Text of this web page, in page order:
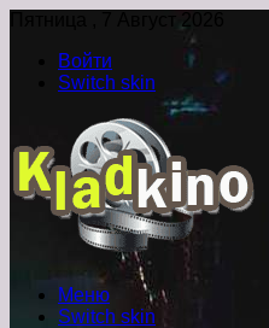
Пятница , 7 Август 2026
Войти
Switch skin
Меню
Switch skin